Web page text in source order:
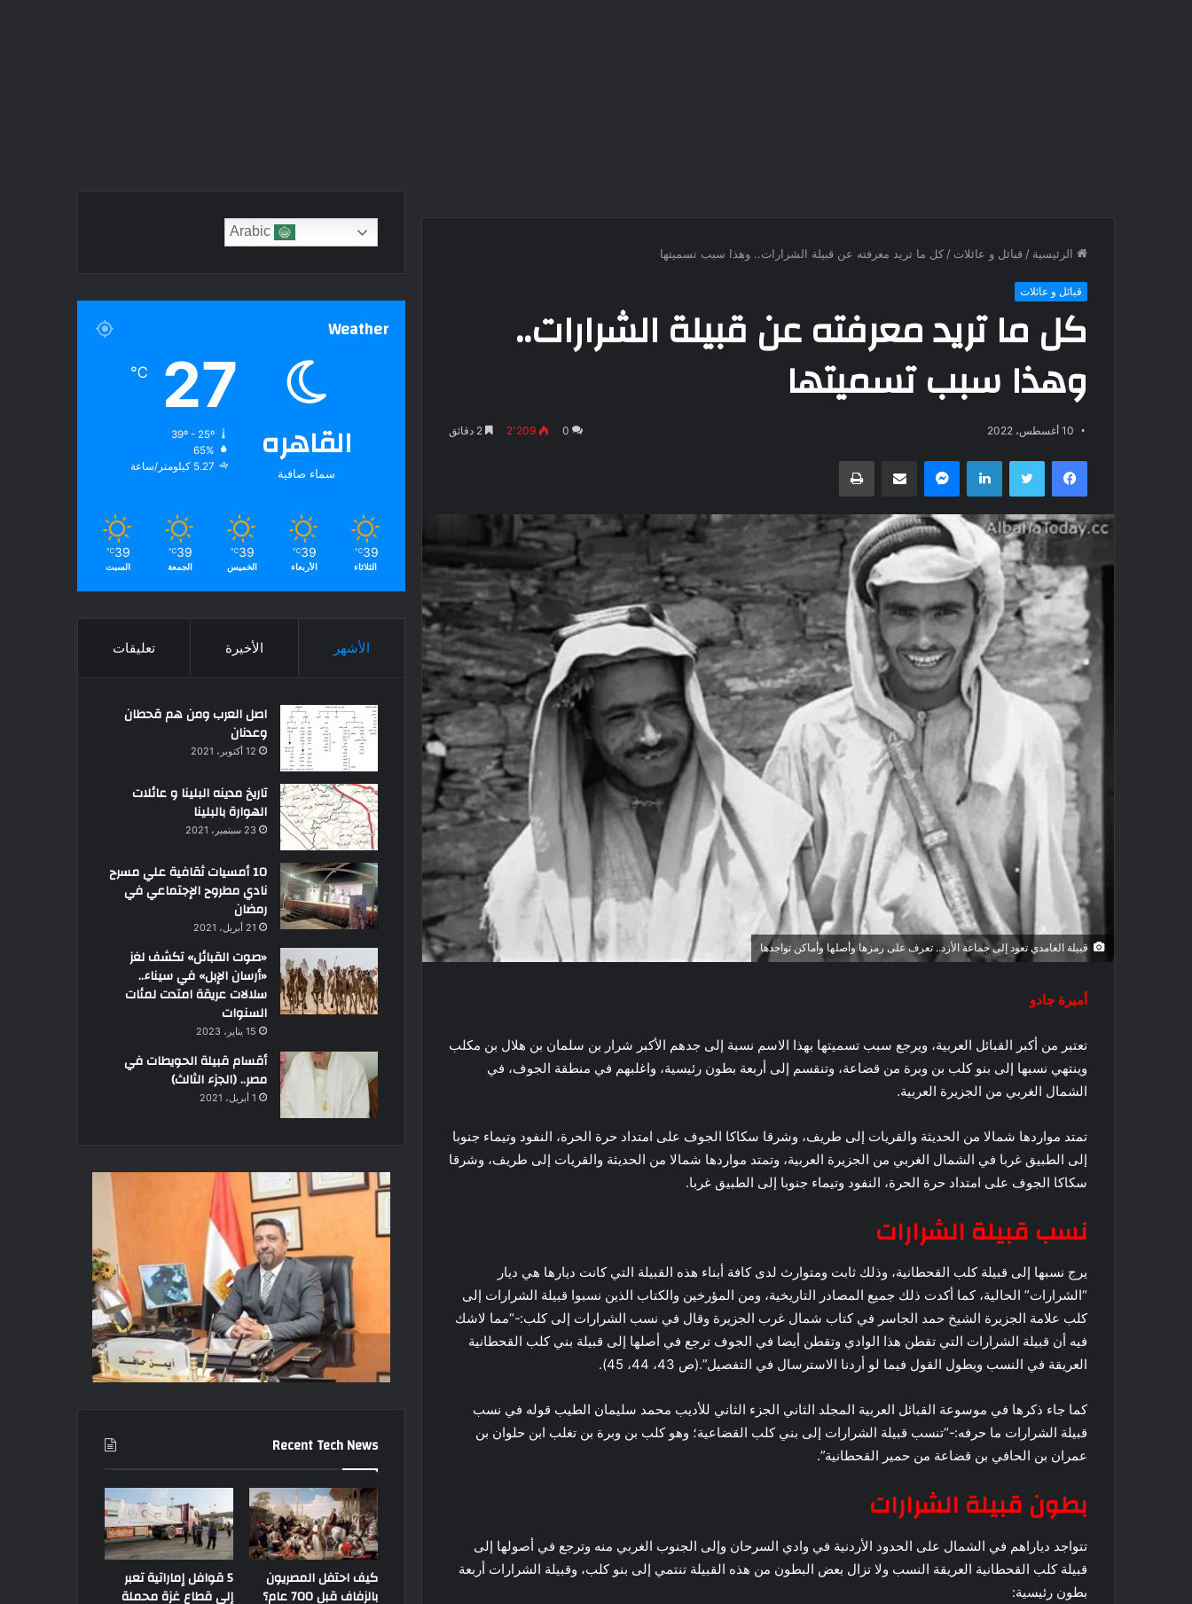
الرئيسية / قبائل و عائلات / كل ما تريد معرفته عن قبيلة الشرارات.. وهذا سبب تسميتها
قبائل و عائلات
كل ما تريد معرفته عن قبيلة الشرارات..
وهذا سبب تسميتها
10 أغسطس، 2022 0 2٬209
فيسبوك تويتر لينكدإن ماسنجر مشاركة عبر البريد طباعة
قبيلة الغامدي تعود إلى جماعة الأزد.. تعرف على رمزها وأصلها وأماكن تواجدها
أميرة جادو
تعتبر من أكبر القبائل العربية، ويرجع سبب تسميتها بهذا الاسم نسبة إلى جدهم الأكبر شرار بن سلمان بن هلال بن مكلب
وينتهي نسبها إلى بنو كلب بن وبرة من قضاعة، وتنقسم إلى أربعة بطون رئيسية، واغلبهم في منطقة الجوف، في
الشمال الغربي من الجزيرة العربية.
تمتد مواردها شمالا من الحديثة والقريات إلى طريف، وشرقا سكاكا الجوف على امتداد حرة الحرة، النفود وتيماء جنوبا
إلى الطبيق غربا في الشمال الغربي من الجزيرة العربية، وتمتد مواردها شمالا من الحديثة والقريات إلى طريف، وشرقا
سكاكا الجوف على امتداد حرة الحرة، النفود وتيماء جنوبا إلى الطبيق غربا.
نسب قبيلة الشرارات
يرج نسبها إلى قبيلة كلب القحطانية، وذلك ثابت ومتوارث لدى كافة أبناء هذه القبيلة التي كانت ديارها هي ديار
“الشرارات” الحالية، كما أكدت ذلك جميع المصادر التاريخية، ومن المؤرخين والكتاب الذين نسبوا قبيلة الشرارات إلى
كلب علامة الجزيرة الشيخ حمد الجاسر في كتاب شمال غرب الجزيرة وقال في نسب الشرارات إلى كلب:-“مما لاشك
فيه أن قبيلة الشرارات التي تقطن هذا الوادي وتقطن أيضا في الجوف ترجع في أصلها إلى قبيلة بني كلب القحطانية
العريقة في النسب ويطول القول فيما لو أردنا الاسترسال في التفصيل”.(ص 43، 44، 45).
كما جاء ذكرها في موسوعة القبائل العربية المجلد الثاني الجزء الثاني للأديب محمد سليمان الطيب قوله في نسب
قبيلة الشرارات ما حرفه:-“تنسب قبيلة الشرارات إلى بني كلب القضاعية؛ وهو كلب بن وبرة بن تغلب ابن حلوان بن
عمران بن الحافي بن قضاعة من حمير القحطانية”.
بطون قبيلة الشرارات
تتواجد دياراهم في الشمال على الحدود الأردنية في وادي السرحان وإلى الجنوب الغربي منه وترجع في أصولها إلى
قبيلة كلب القحطانية العريقة النسب ولا تزال بعض البطون من هذه القبيلة تنتمي إلى بنو كلب، وقبيلة الشرارات أربعة
بطون رئيسية:
Arabic
Weather
القاهره
سماء صافية
27
℃
39º - 25º
65%
5.27 كيلومتر/ساعة
39
℃
الثلاثاء
39
℃
الأربعاء
39
℃
الخميس
39
℃
الجمعة
39
℃
السبت
الأشهر الأخيرة تعليقات
اصل العرب ومن هم قحطان
وعدنان
12 أكتوبر، 2021
تاريخ مدينه البلينا و عائلات
الهوارة بالبلينا
23 سبتمبر، 2021
10 أمسيات ثقافية علي مسرح
نادي مطروح الإجتماعي في
رمضان
21 أبريل، 2021
«صوت القبائل» تكشف لغز
«أرسان الإبل» في سيناء..
سلالات عريقة امتدت لمئات
السنوات
15 يناير، 2023
أقسام قبيلة الحويطات في
مصر.. (الجزء الثالث)
1 أبريل، 2021
Recent Tech News
كيف احتفل المصريون
بالزفاف قبل 700 عام؟
5 قوافل إماراتية تعبر
إلى قطاع غزة محملة